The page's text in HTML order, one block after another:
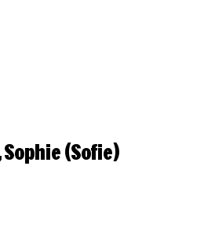
(Sofie)